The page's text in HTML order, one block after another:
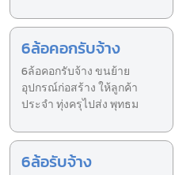
6ล้อคอกรับจ้าง
6ล้อคอกรับจ้าง ขนย้าย
อุปกรณ์ก่อสร้าง ให้ลูกค้า
ประจำ ทุ่งครุไปส่ง พุทธม
6ล้อรับจ้าง